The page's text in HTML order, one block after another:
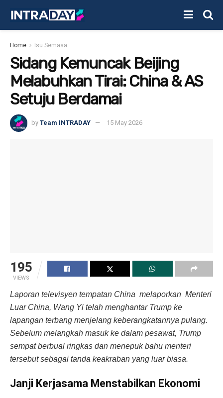
Home Isu Semasa
Sidang Kemuncak Beijing
Melabuhkan Tirai: China & AS
Setuju Berdamai
by Team INTRADAY 15 May 2026
195
VIEWS
Laporan televisyen tempatan China melaporkan Menteri
Luar China, Wang Yi telah menghantar Trump ke
lapangan terbang menjelang keberangkatannya pulang.
Sebelum melangkah masuk ke dalam pesawat, Trump
sempat berbual ringkas dan menepuk bahu menteri
tersebut sebagai tanda keakraban yang luar biasa.
Janji Kerjasama Menstabilkan Ekonomi